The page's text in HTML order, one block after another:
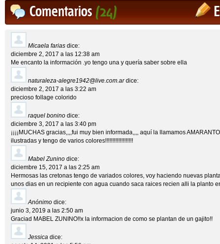
Comentarios(24)
Micaela farias dice:
diciembre 2, 2017 a las 12:38 am
Me encanto la información .yo tengo una y quería saber sobre ella
naturaleza-alegre1942@live.com.ar dice:
diciembre 2, 2017 a las 3:22 am
precioso follage colorido
raquel bonino dice:
diciembre 3, 2017 a las 3:40 pm
¡¡¡¡MUCHAS gracias,,,,fui muy bien informada,,,, aquí la llamamos
ilustradas y tengo de varios colores!!!!!!!!!!!!!!!!!!!
Mabel Zunino dice:
diciembre 15, 2017 a las 2:25 am
Hermosas las cretonas tengo de variados colores, voy haciendo nuevas
unos dias en un recipiente con agua cuando saca raices recien alli la planto
Anónimo dice:
junio 3, 2019 a las 2:50 am
Graciad MABEL ZUNINO!!x la informacion de como se plantan de un gajito!!
Jessica dice: